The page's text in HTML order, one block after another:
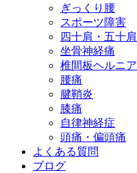
ぎっくり腰
スポーツ障害
四十肩・五十肩
坐骨神経痛
椎間板ヘルニア
腰痛
腱鞘炎
膝痛
自律神経症
頭痛・偏頭痛
よくある質問
ブログ